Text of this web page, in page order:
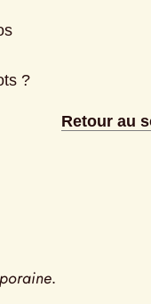
?
Retour au
.